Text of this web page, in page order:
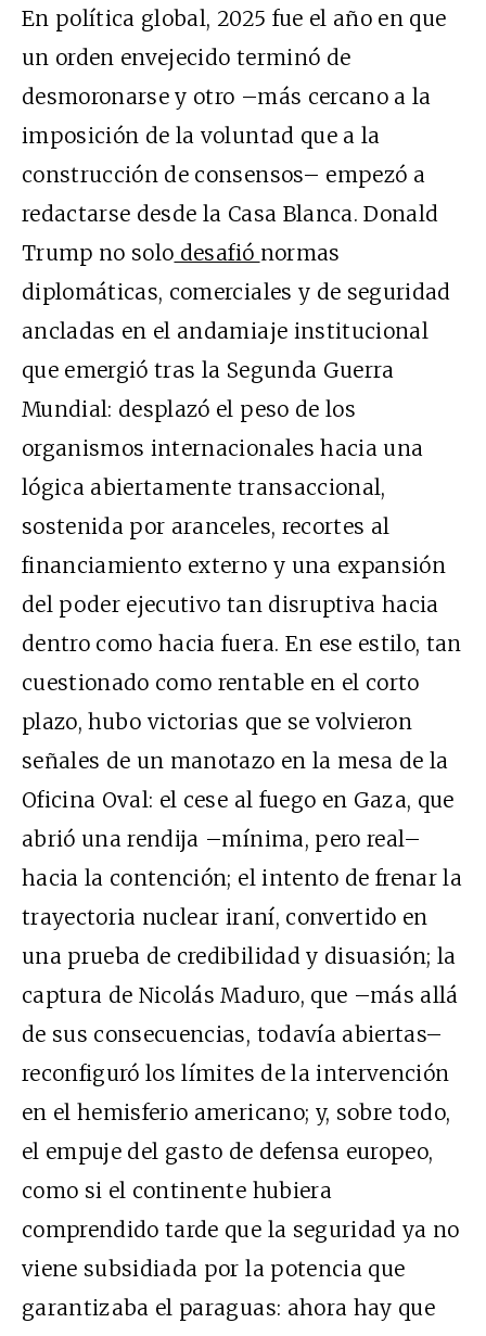
En política global, 2025 fue el año en que
un orden envejecido terminó de
desmoronarse y otro –más cercano a la
imposición de la voluntad que a la
construcción de consensos– empezó a
redactarse desde la Casa Blanca. Donald
Trump no solo desafió normas
diplomáticas, comerciales y de seguridad
ancladas en el andamiaje institucional
que emergió tras la Segunda Guerra
Mundial: desplazó el peso de los
organismos internacionales hacia una
lógica abiertamente transaccional,
sostenida por aranceles, recortes al
financiamiento externo y una expansión
del poder ejecutivo tan disruptiva hacia
dentro como hacia fuera. En ese estilo, tan
cuestionado como rentable en el corto
plazo, hubo victorias que se volvieron
señales de un manotazo en la mesa de la
Oficina Oval: el cese al fuego en Gaza, que
abrió una rendija –mínima, pero real–
hacia la contención; el intento de frenar la
trayectoria nuclear iraní, convertido en
una prueba de credibilidad y disuasión; la
captura de Nicolás Maduro, que –más allá
de sus consecuencias, todavía abiertas–
reconfiguró los límites de la intervención
en el hemisferio americano; y, sobre todo,
el empuje del gasto de defensa europeo,
como si el continente hubiera
comprendido tarde que la seguridad ya no
viene subsidiada por la potencia que
garantizaba el paraguas: ahora hay que